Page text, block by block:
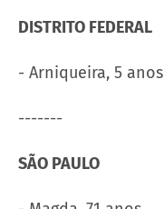
DISTRITO FEDERAL
- Arniqueira, 5 anos
-------
SÃO PAULO